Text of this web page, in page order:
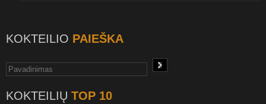
KOKTEILIO PAIEŠKA
KOKTEILIŲ TOP 10